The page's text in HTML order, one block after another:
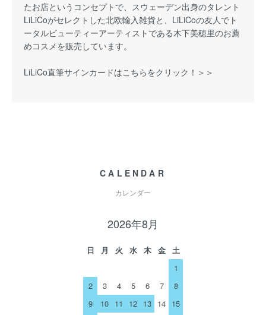
たお店というコンセプトで、スウェーデン出身のタレント
LiLiCoがセレクトした北欧輸入雑貨と、LiLiCoの友人でト
ータルビューティーアーティストである木下美穂里のお薦
めコスメを販売しています。
LiLiCo直筆サインカードはこちらをクリック！＞＞
CALENDAR
カレンダー
2026年8月
日 月 火 水 木 金
土
1
2
3 4 5 6 7
8
9
10 11 12 13 14 15